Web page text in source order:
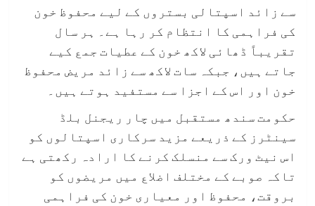
سے زائد اسپتالی بستروں کے لیے محفوظ خون
کی فراہمی کا انتظام کر رہا ہے۔ ہر سال
تقریباً ڈھائی لاکھ خون کے عطیات جمع کیے
جاتے ہیں، جبکہ سات لاکھ سے زائد مریض محفوظ
خون اور اس کے اجزا سے مستفید ہوتے ہیں۔
حکومت سندھ مستقبل میں چار ریجنل بلڈ
سینٹرز کے ذریعے مزید سرکاری اسپتالوں کو
اس نیٹ ورک سے منسلک کرنے کا ارادہ رکھتی ہے
تاکہ صوبے کے مختلف اضلاع میں مریضوں کو
بروقت، محفوظ اور معیاری خون کی فراہمی